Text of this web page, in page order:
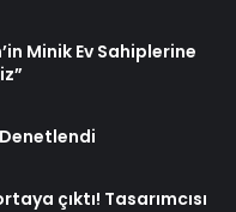
Minik Ev Sahiplerine
çıktı! Tasarımcısı